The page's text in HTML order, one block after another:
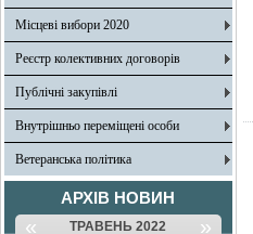
Місцеві вибори 2020
Реєстр колективних договорів
Публічні закупівлі
Внутрішньо переміщені особи
Ветеранська політика
АРХІВ НОВИН
« ТРАВЕНЬ 2022 »